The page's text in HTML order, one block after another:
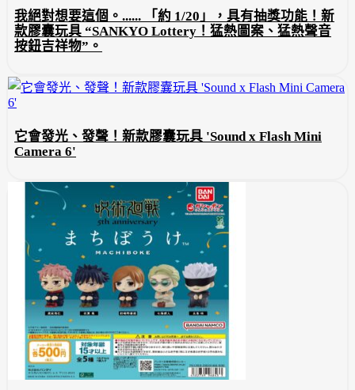
我絕對想要這個。...... 「約 1/20」，具有抽獎功能！新
款膠囊玩具 “SANKYO Lottery！猛熱圖案、猛熱聲音
按鈕吉祥物”。
它會發光、發聲！新款膠囊玩具 'Sound x Flash Mini
Camera 6'